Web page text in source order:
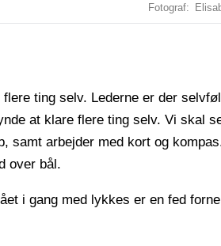
Fotograf
ting selv. Lederne er der
at klare flere ting selv. Vi skal
samt arbejder med kort og
over bål.
i gang med lykkes er en fed